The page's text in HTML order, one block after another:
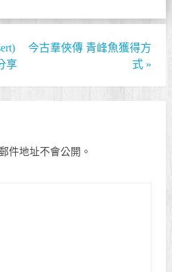
享
今古羣俠傳 青峰魚獲得方
式 »
件地址不會公開。